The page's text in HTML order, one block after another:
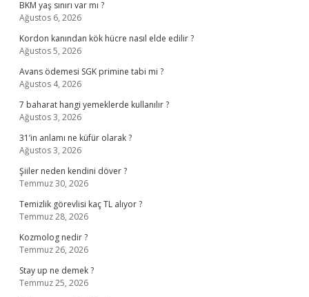
BKM yaş sınırı var mı ?
Ağustos 6, 2026
Kordon kanından kök hücre nasıl elde edilir ?
Ağustos 5, 2026
Avans ödemesi SGK primine tabi mi ?
Ağustos 4, 2026
7 baharat hangi yemeklerde kullanılır ?
Ağustos 3, 2026
31’in anlamı ne küfür olarak ?
Ağustos 3, 2026
Şiiler neden kendini döver ?
Temmuz 30, 2026
Temizlik görevlisi kaç TL alıyor ?
Temmuz 28, 2026
Kozmolog nedir ?
Temmuz 26, 2026
Stay up ne demek ?
Temmuz 25, 2026